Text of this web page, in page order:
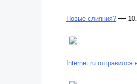
Новые слияния? —
Internet.ru отправился